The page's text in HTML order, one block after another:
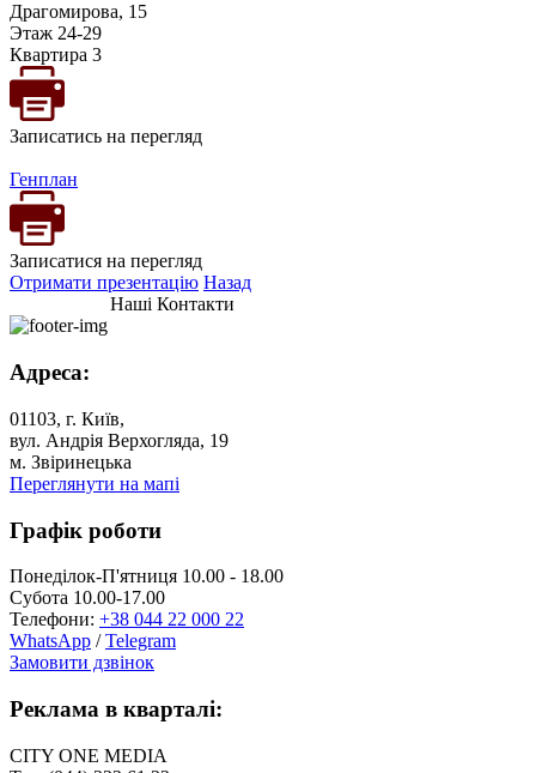
Драгомирова, 15
Этаж 24-29
Квартира 3
Записатись на перегляд
Генплан
Записатися на перегляд
Отримати презентацію Назад
Наші Контакти
Адреса:
01103, г. Київ,
вул. Андрія Верхогляда, 19
м. Звіринецька
Переглянути на мапі
Графік роботи
Понеділок-П'ятниця 10.00 - 18.00
Субота 10.00-17.00
Телефони: +38 044 22 000 22
WhatsApp /Telegram
Замовити дзвінок
Реклама в кварталі:
CITY ONE MEDIA